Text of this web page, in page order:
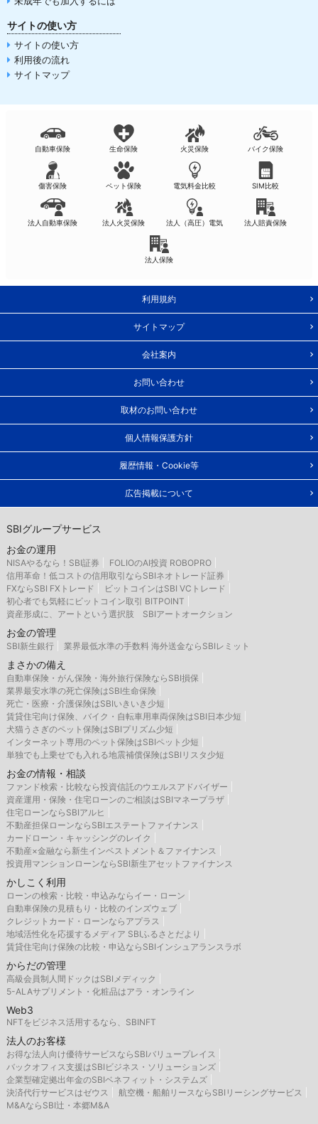
サイトの使い方
サイトの使い方
利用後の流れ
サイトマップ
自動車保険 生命保険 火災保険 バイク保険
傷害保険 ペット保険 電気料金比較 SIM比較
法人自動車保険 法人火災保険 法人（高圧）電気 法人賠責保険
法人保険
利用規約
サイトマップ
会社案内
お問い合わせ
取材のお問い合わせ
個人情報保護方針
履歴情報・Cookie等
広告掲載について
SBIグループサービス
お金の運用
NISAやるなら！SBI証券
FOLIOのAI投資 ROBOPRO
信用革命！低コストの信用取引ならSBIネオトレード証券
FXならSBI FXトレード
ビットコインはSBI VCトレード
初心者でも気軽にビットコイン取引 BITPOINT
資産形成に、アートという選択肢 SBIアートオークション
お金の管理
SBI新生銀行 業界最低水準の手数料 海外送金ならSBIレミット
まさかの備え
自動車保険・がん保険・海外旅行保険ならSBI損保
業界最安水準の死亡保険はSBI生命保険
死亡・医療・介護保険はSBIいきいき少短
賃貸住宅向け保険、バイク・自転車用車両保険はSBI日本少短
犬猫うさぎのペット保険はSBIプリズム少短
インターネット専用のペット保険はSBIペット少短
単独でも上乗せでも入れる地震補償保険はSBIリスタ少短
お金の情報・相談
ファンド検索・比較なら投資信託のウエルスアドバイザー
資産運用・保険・住宅ローンのご相談はSBIマネープラザ
住宅ローンならSBIアルヒ
不動産担保ローンならSBIエステートファイナンス
カードローン・キャッシングのレイク
不動産×金融なら新生インベストメント＆ファイナンス
投資用マンションローンならSBI新生アセットファイナンス
かしこく利用
ローンの検索・比較・申込みならイー・ローン
自動車保険の見積もり・比較のインズウェブ
クレジットカード・ローンならアプラス
地域活性化を応援するメディア SBIふるさとだより
賃貸住宅向け保険の比較・申込ならSBIインシュアランスラボ
からだの管理
高級会員制人間ドックはSBIメディック
5-ALAサプリメント・化粧品はアラ・オンライン
Web3
NFTをビジネス活用するなら、SBINFT
法人のお客様
お得な法人向け優待サービスならSBIバリュープレイス
バックオフィス支援はSBIビジネス・ソリューションズ
企業型確定拠出年金のSBIベネフィット・システムズ
決済代行サービスはゼウス
航空機・船舶リースならSBIリーシングサービス
M&AならSBI辻・本郷M&A